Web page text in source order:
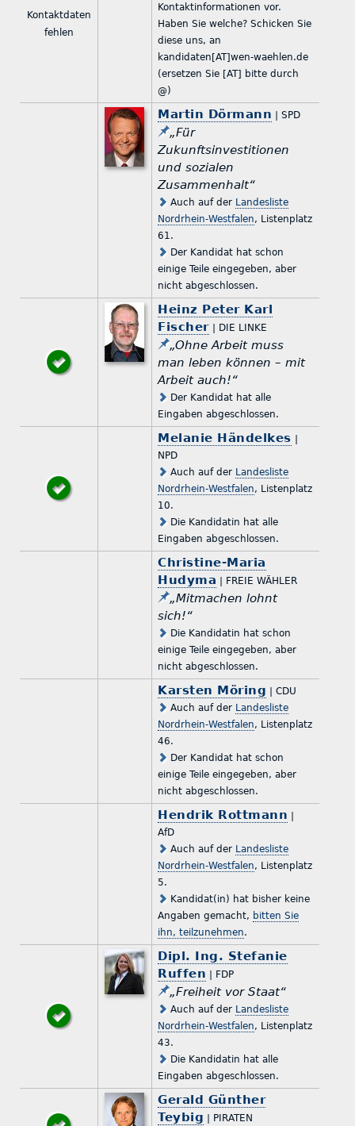
Kontaktdaten
fehlen
Kontaktinformationen vor.
Haben Sie welche? Schicken Sie
diese uns, an
kandidaten[AT]wen-waehlen.de
(ersetzen Sie [AT] bitte durch
@)
Martin Dörmann | SPD
„Für
Zukunftsinvestitionen
und sozialen
Zusammenhalt“
Auch auf der Landesliste
Nordrhein-Westfalen, Listenplatz
61.
Der Kandidat hat schon
einige Teile eingegeben, aber
nicht abgeschlossen.
Heinz Peter Karl
Fischer| DIE LINKE
„Ohne Arbeit muss
man leben können – mit
Arbeit auch!“
Der Kandidat hat alle
Eingaben abgeschlossen.
Melanie Händelkes |
NPD
Auch auf der Landesliste
Nordrhein-Westfalen, Listenplatz
10.
Die Kandidatin hat alle
Eingaben abgeschlossen.
Christine-Maria
Hudyma | FREIE WÄHLER
„Mitmachen lohnt
sich!“
Die Kandidatin hat schon
einige Teile eingegeben, aber
nicht abgeschlossen.
Karsten Möring | CDU
Auch auf der Landesliste
Nordrhein-Westfalen, Listenplatz
46.
Der Kandidat hat schon
einige Teile eingegeben, aber
nicht abgeschlossen.
Hendrik Rottmann |
AfD
Auch auf der Landesliste
Nordrhein-Westfalen, Listenplatz
5.
Kandidat(in) hat bisher keine
Angaben gemacht, bitten Sie
ihn, teilzunehmen.
Dipl. Ing. Stefanie
Ruffen | FDP
„Freiheit vor Staat“
Auch auf der Landesliste
Nordrhein-Westfalen, Listenplatz
43.
Die Kandidatin hat alle
Eingaben abgeschlossen.
Gerald Günther
Teybig | PIRATEN